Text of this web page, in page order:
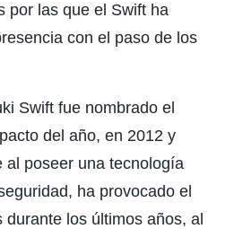
por las que el Swift ha
con el paso de los
Swift fue nombrado el
del año, en 2012 y
al poseer una tecnología
ha provocado el
los últimos años, al